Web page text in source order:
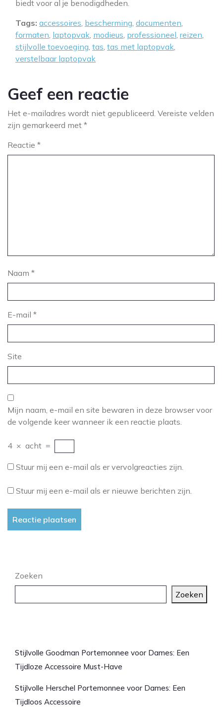
biedt voor al je benodigdheden.
Tags: accessoires, bescherming, documenten,
formaten, laptopvak, modieus, professioneel, reizen,
stijlvolle toevoeging, tas, tas met laptopvak,
verstelbaar laptopvak
Geef een reactie
Het e-mailadres wordt niet gepubliceerd. Vereiste velden
zijn gemarkeerd met *
Reactie *
Naam *
E-mail *
Site
Mijn naam, e-mail en site bewaren in deze browser voor
de volgende keer wanneer ik een reactie plaats.
4 × acht =
Stuur mij een e-mail als er vervolgreacties zijn.
Stuur mij een e-mail als er nieuwe berichten zijn.
Zoeken
Zoeken
Stijlvolle Goodman Portemonnee voor Dames: Een
Tijdloze Accessoire Must-Have
Stijlvolle Herschel Portemonnee voor Dames: Een
Tijdloos Accessoire